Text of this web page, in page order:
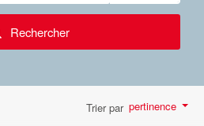
Rechercher
Trier par pertinence